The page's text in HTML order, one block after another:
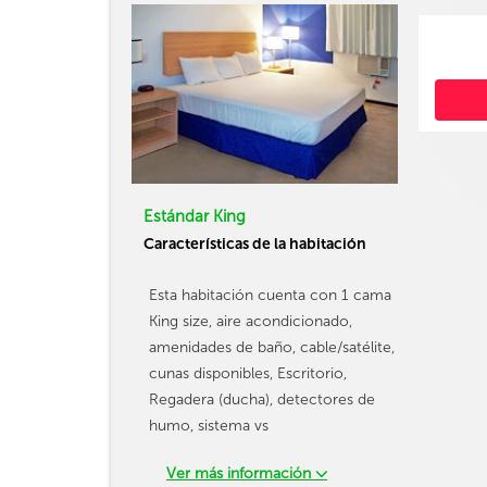
Estándar King
Características de la habitación
Esta habitación cuenta con 1 cama
King size, aire acondicionado,
amenidades de baño, cable/satélite,
cunas disponibles, Escritorio,
Regadera (ducha), detectores de
humo, sistema vs
Ver más información